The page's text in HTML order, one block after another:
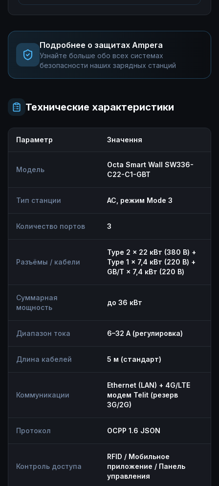
Подробнее о защитах Ampera
Узнайте больше обо всех системах
безопасности наших зарядных станций
Технические характеристики
Параметр Значення
Модель
Octa Smart Wall SW336-
С22-C1-GBT
Тип станции AC, режим Mode 3
Количество портов 3
Разъёмы / кабели
Type 2 × 22 кВт (380 В) +
Type 1 × 7,4 кВт (220 В) +
GB/T × 7,4 кВт (220 В)
Суммарная
мощность
до 36 кВт
Диапазон тока 6–32 А (регулировка)
Длина кабелей 5 м (стандарт)
Коммуникации
Ethernet (LAN) + 4G/LTE
модем Telit (резерв
3G/2G)
Протокол OCPP 1.6 JSON
Контроль доступа
RFID / Мобильное
приложение / Панель
управления